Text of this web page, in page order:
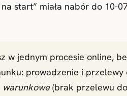
start” miała nabór do 10-
w jednym procesie online,
prowadzenie i przelewy
warunkowe(brak przelewu